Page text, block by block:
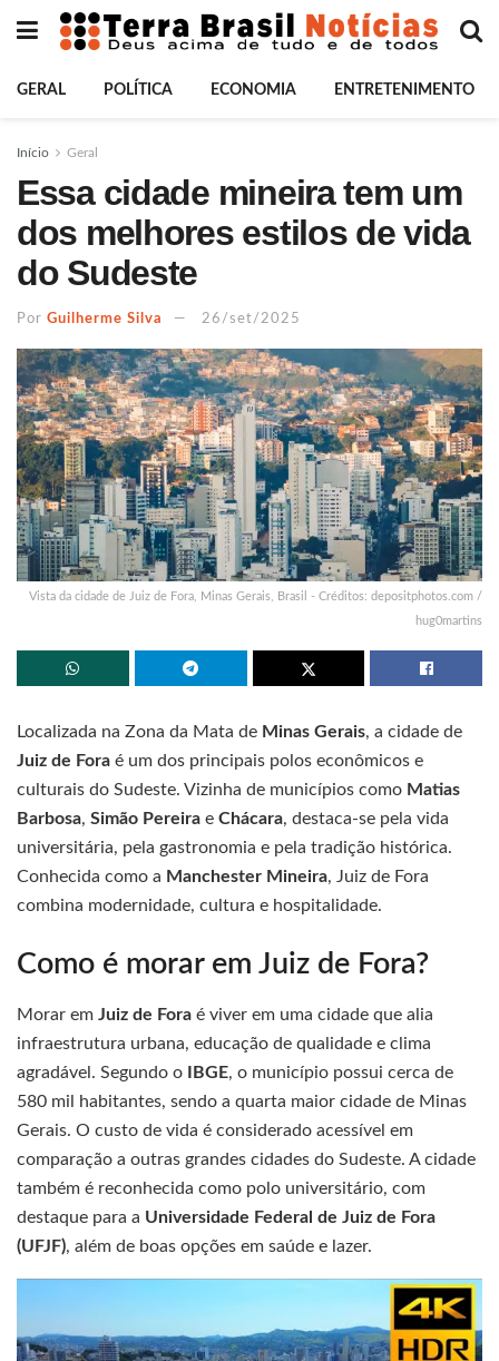
GERAL POLÍTICA ECONOMIA ENTRETENIMENTO
Início Geral
Essa cidade mineira tem um
dos melhores estilos de vida
do Sudeste
Por Guilherme Silva 26/set/2025
Vista da cidade de Juiz de Fora, Minas Gerais, Brasil - Créditos: depositphotos.com /
hug0martins
Localizada na Zona da Mata de Minas Gerais, a cidade de
Juiz de Fora é um dos principais polos econômicos e
culturais do Sudeste. Vizinha de municípios como Matias
Barbosa, Simão Pereira e Chácara, destaca-se pela vida
universitária, pela gastronomia e pela tradição histórica.
Conhecida como a Manchester Mineira, Juiz de Fora
combina modernidade, cultura e hospitalidade.
Como é morar em Juiz de Fora?
Morar em Juiz de Fora é viver em uma cidade que alia
infraestrutura urbana, educação de qualidade e clima
agradável. Segundo o
IBGE, o município possui cerca de
580 mil habitantes, sendo a quarta maior cidade de Minas
Gerais. O custo de vida é considerado acessível em
comparação a outras grandes cidades do Sudeste. A cidade
também é reconhecida como polo universitário, com
destaque para a Universidade Federal de Juiz de Fora
(UFJF), além de boas opções em saúde e lazer.